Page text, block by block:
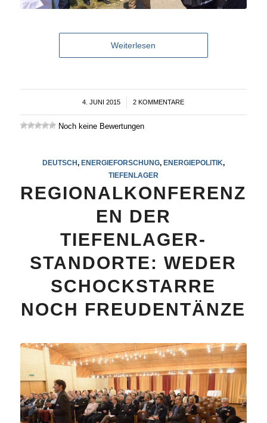
Weiterlesen
4. JUNI 2015
/ 2 KOMMENTARE
Noch keine Bewertungen
DEUTSCH, ENERGIEFORSCHUNG, ENERGIEPOLITIK,
TIEFENLAGER
REGIONALKONFERENZ
EN DER
TIEFENLAGER-
STANDORTE: WEDER
SCHOCKSTARRE
NOCH FREUDENTÄNZE